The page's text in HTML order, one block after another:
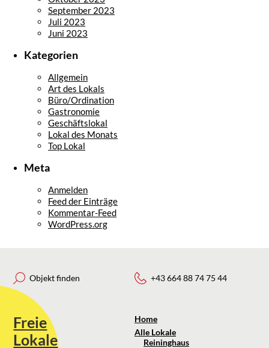
September 2023
Juli 2023
Juni 2023
Kategorien
Allgemein
Art des Lokals
Büro/Ordination
Gastronomie
Geschäftslokal
Lokal des Monats
Top Lokal
Meta
Anmelden
Feed der Einträge
Kommentar-Feed
WordPress.org
Objekt finden
Freie
Lokale
+43 664 88 74 75 44
Home
Alle Lokale
Reininghaus